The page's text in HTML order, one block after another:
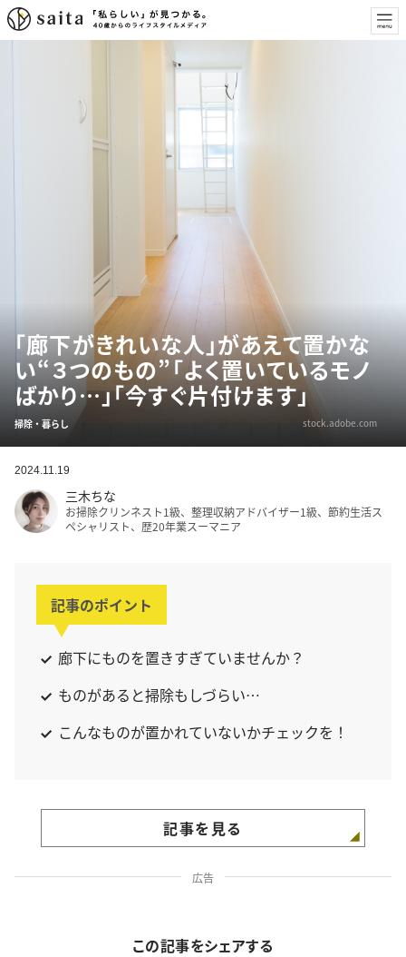
「廊下がきれいな人」があえて置かな
い“３つのもの”「よく置いているモノ
ばかり…」「今すぐ片付けます」
掃除・暮らし stock.adobe.com
2024.11.19
三木ちな
お掃除クリンネスト1級、整理収納アドバイザー1級、節約生活ス
ペシャリスト、歴20年業スーマニア
記事のポイント
廊下にものを置きすぎていませんか？
ものがあると掃除もしづらい…
こんなものが置かれていないかチェックを！
記事を見る
広告
この記事をシェアする